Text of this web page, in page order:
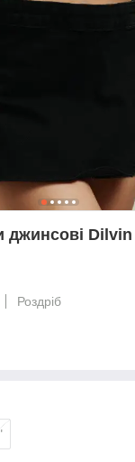
Dilvin
Роздріб